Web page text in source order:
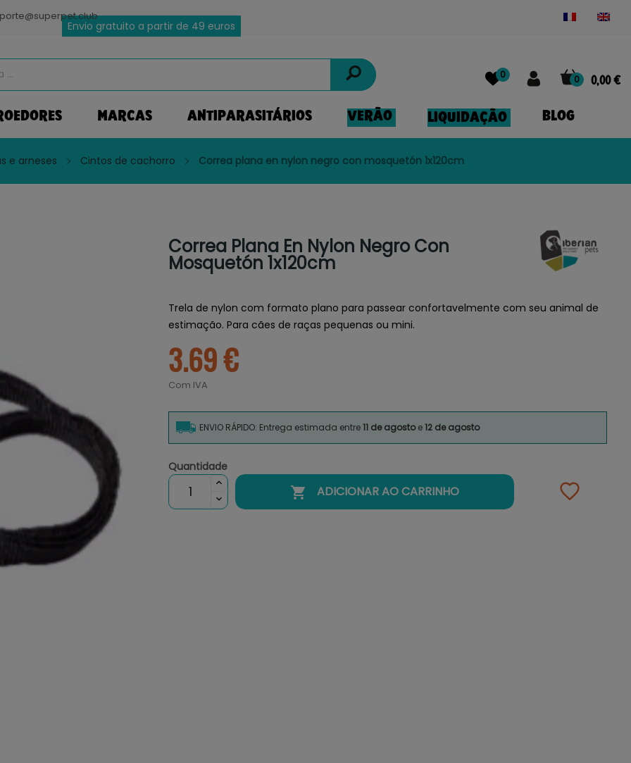
Envio gratuito a partir de 49 euros
0 0,00 €
0
MARCAS ANTIPARASITÁRIOS VERÃO LIQUIDAÇÃO BLOG
e arneses Cintos de cachorro Correa plana en nylon negro con mosquetón 1x120cm
Correa Plana En Nylon Negro Con
Mosquetón 1x120cm
Trela ​​de nylon com formato plano para passear confortavelmente com seu animal de
estimação. Para cães de raças pequenas ou mini.
3.69 €
Com IVA
ENVIO RÁPIDO: Entrega estimada entre11 de agostoe12 de agosto
Quantidade
 ADICIONAR AO CARRINHO